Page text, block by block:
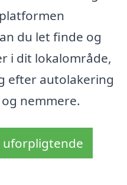
du let finde og
i dit lokalområde,
efter autolakering
nemmere.
uforpligtende